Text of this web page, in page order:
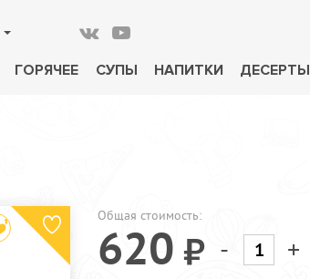
ГОРЯЧЕЕ СУПЫ НАПИТКИ ДЕСЕРТЫ
Общая стоимость:
620 - +